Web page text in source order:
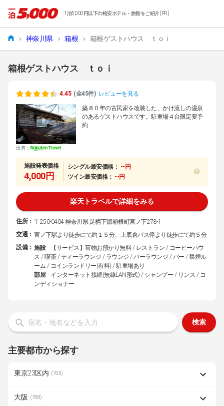
1泊5,000円以下の格安ホテル・旅館をご紹介 [PR]
› 神奈川県 › 箱根 › 箱根ゲストハウス ｔｏｉ
箱根ゲストハウス ｔｏｉ
4.45 (全45件) レビューを見る
出典：
築８０年の古民家を改装した、かけ流しの温泉
のあるゲストハウスです。駐車場４台限定要予
約
施設発表価格
4,000円
シングル最安価格： --円
ツイン最安価格： --円
楽天トラベルで詳細をみる
住所： 〒250-0404 神奈川県 足柄下郡箱根町宮ノ下278-1
交通： 宮ノ下駅より徒歩にて約１５分、上底倉バス停より徒歩にて約５分
設備： 施設
【サービス】荷物お預かり無料 / レストラン / コーヒーハウ
ス / 喫茶 / ティーラウンジ / ラウンジ / バーラウンジ / バー / 禁煙ル
ーム / コインランドリー(有料) / 駐車場あり
部屋
インターネット接続(無線LAN形式) / シャンプー / リンス / コ
ンディショナー
検索
主要都市から探す
東京23区内 (765)
大阪 (788)